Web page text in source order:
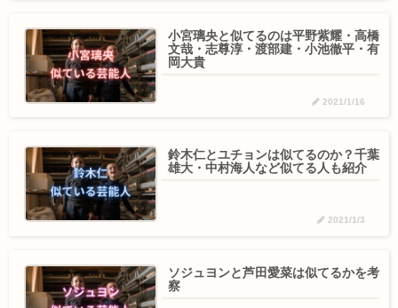
小宮璃央と似てるのは平野紫耀・高橋
文哉・志尊淳・渡部建・小池徹平・有
岡大貴
2021/1/16
鈴木仁とユチョンは似てるのか？千葉
雄大・中村海人など似てる人も紹介
2021/1/3
ソジュヨンと芦田愛菜は似てるかを考
察